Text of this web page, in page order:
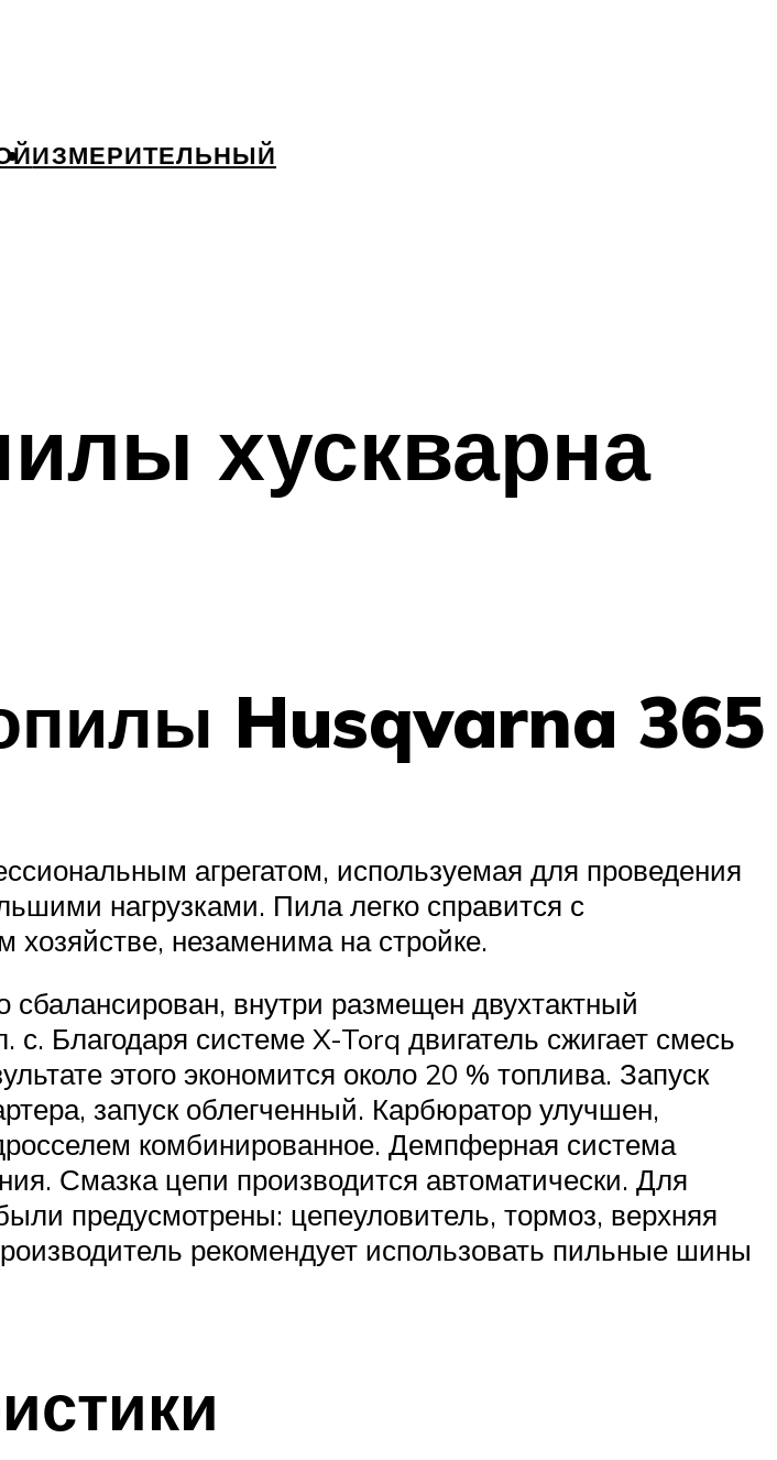
ИЗМЕРИТЕЛЬНЫЙ
хускварна
Husqvarna 365
агрегатом, используемая для проведения
нагрузками. Пила легко справится с
незаменима на стройке.
сбалансирован, внутри размещен двухтактный
Благодаря системе X-Torq двигатель сжигает смесь
этого экономится около 20 % топлива. Запуск
запуск облегченный. Карбюратор улучшен,
комбинированное. Демпферная система
Смазка цепи производится автоматически. Для
предусмотрены: цепеуловитель, тормоз, верхняя
рекомендует использовать пильные шины